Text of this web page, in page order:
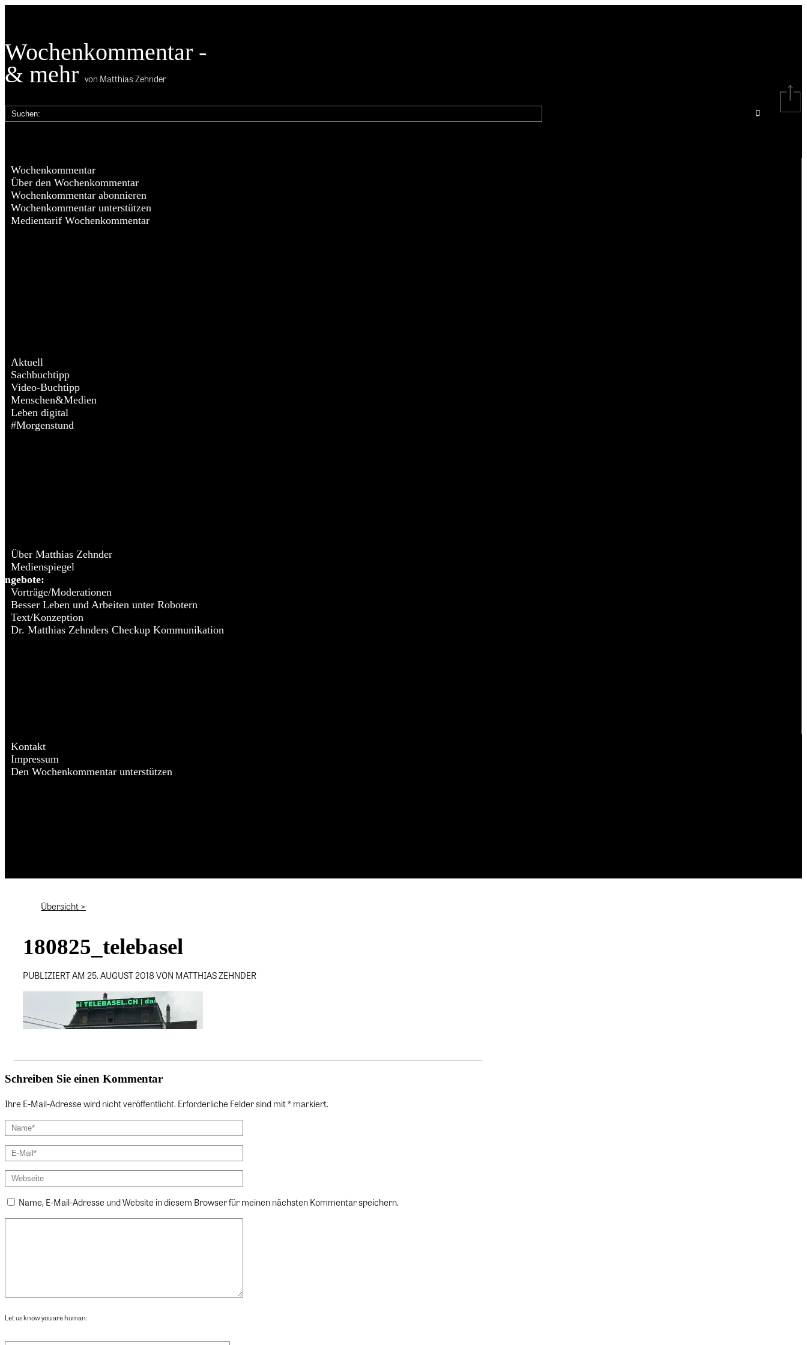
Wochenkommentar -
& mehr von Matthias Zehnder
Wochenkommentar
Über den Wochenkommentar
Wochenkommentar abonnieren
Wochenkommentar unterstützen
Medientarif Wochenkommentar
Aktuell
Sachbuchtipp
Video-Buchtipp
Menschen&Medien
Leben digital
#Morgenstund
Über Matthias Zehnder
Medienspiegel
Vorträge/Moderationen
Besser Leben und Arbeiten unter Robotern
Text/Konzeption
Dr. Matthias Zehnders Checkup Kommunikation
Kontakt
Impressum
Den Wochenkommentar unterstützen
Übersicht >
180825_telebasel
PUBLIZIERT AM 25. AUGUST 2018 VON MATTHIAS ZEHNDER
Schreiben Sie einen Kommentar
Ihre E-Mail-Adresse wird nicht veröffentlicht. Erforderliche Felder sind mit * markiert.
Name, E-Mail-Adresse und Website in diesem Browser für meinen nächsten Kommentar speichern.
Let us know you are human: